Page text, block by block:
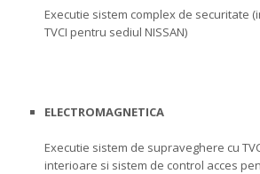
Executie sistem complex de securitate
TVCI pentru sediul NISSAN)
ELECTROMAGNETICA
Executie sistem de supraveghere cu
interioare si sistem de control acces